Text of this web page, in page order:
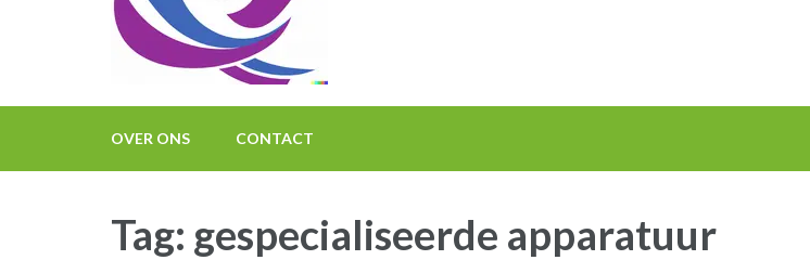
OVER ONS CONTACT
Tag: gespecialiseerde apparatuur